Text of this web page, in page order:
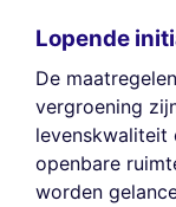
Lopende
De
vergroening
levenskwaliteit
openbare
worden